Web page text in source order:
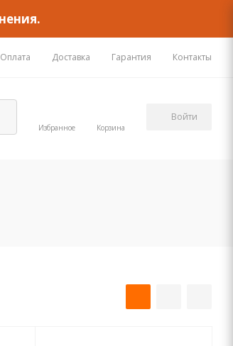
Оплата Доставка Гарантия Контакты
Избранное Корзина
Войти